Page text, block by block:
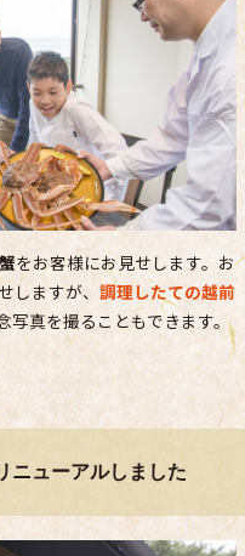
をお客様にお見せします。お
しますが、 調理したての越前
写真を撮ることもできます。
ニューアルしました